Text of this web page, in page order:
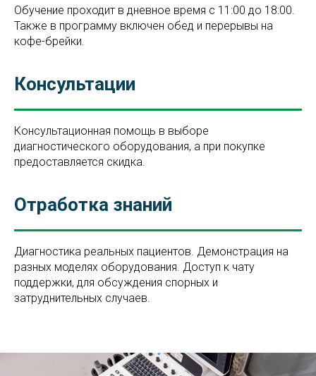
Обучение проходит в дневное время с 11:00 до 18:00.
Также в программу включен обед и перерывы на
кофе-брейки.
Консультации
Консультационная помощь в выборе
диагностического оборудования, а при покупке
предоставляется скидка.
Отработка знаний
Диагностика реальных пациентов. Демонстрация на
разных моделях оборудования. Доступ к чату
поддержки, для обсуждения спорных и
затруднительных случаев.